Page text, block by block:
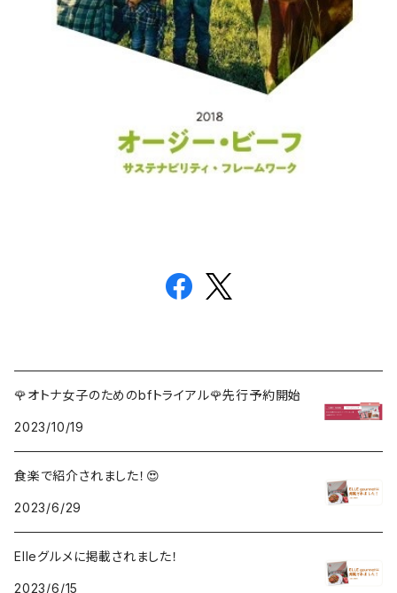
🌹オトナ女子のためのbfトライアル🌹先行予約開始
2023/10/19
食楽で紹介されました！😍
2023/6/29
Elleグルメに掲載されました！
2023/6/15